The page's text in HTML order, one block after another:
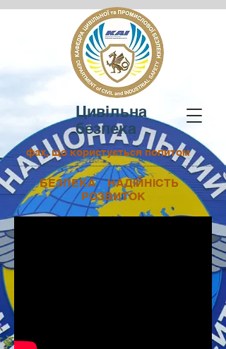
Цивільна
безпека
фах, що користується попитом
БЕЗПЕКА НАДІЙНІСТЬ
РОЗВИТОК